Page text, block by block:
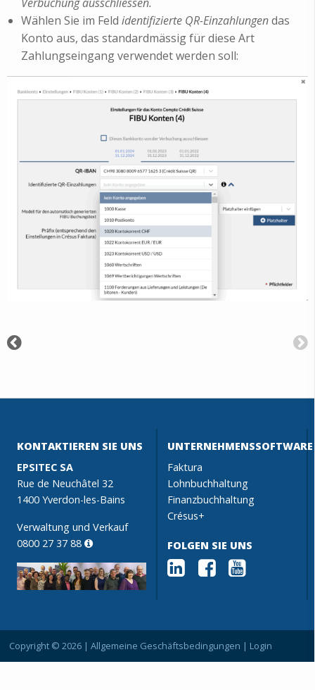
Wählen Sie im Feld identifizierte QR-Einzahlungendas
Konto aus, das standardmässig für diese Art
Zahlungseingang verwendet werden soll:
KONTAKTIEREN SIE UNS
EPSITEC SA
Rue de Neuchâtel 32
1400 Yverdon-les-Bains
Verwaltung und Verkauf
0800 27 37 88
UNTERNEHMENSSOFTWARE
Faktura
Lohnbuchhaltung
Finanzbuchhaltung
Crésus+
FOLGEN SIE UNS
Copyright © 2026 | Allgemeine Geschäftsbedingungen | Login